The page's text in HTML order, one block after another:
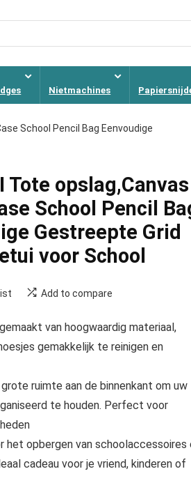
Nietmachines
School Pencil Bag Eenvoudige
Tote opslag,Canvas
School Pencil
Gestreepte Grid
voor School
Add to compare
van hoogwaardig materiaal,
gemakkelijk te reinigen en
ruimte aan de binnenkant om uw
te houden. Perfect voor
het opbergen van schoolaccessoires
cadeau voor je vriend, kinderen of